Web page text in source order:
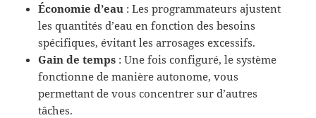
Économie d’eau : Les programmateurs ajustent
les quantités d’eau en fonction des besoins
spécifiques, évitant les arrosages excessifs.
Gain de temps : Une fois configuré, le système
fonctionne de manière autonome, vous
permettant de vous concentrer sur d’autres
tâches.